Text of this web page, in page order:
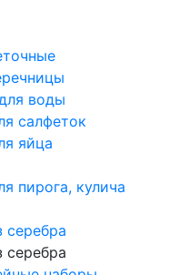
воды
салфеток
яйца
пирога, кулича
серебра
серебра